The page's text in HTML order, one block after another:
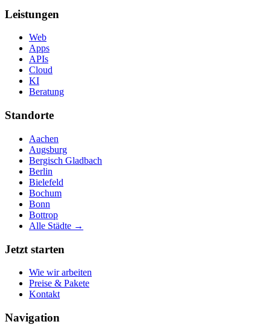
Leistungen
Web
Apps
APIs
Cloud
KI
Beratung
Standorte
Aachen
Augsburg
Bergisch Gladbach
Berlin
Bielefeld
Bochum
Bonn
Bottrop
Alle Städte →
Jetzt starten
Wie wir arbeiten
Preise & Pakete
Kontakt
Navigation